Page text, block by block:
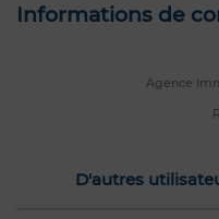
Informations de
Agence
D'autres